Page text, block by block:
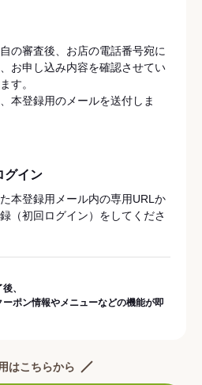
の審査後、お店の電話番号宛に
お申し込み内容を確認させてい
す。
本登録用のメールを送付しま
グイン
本登録用メール内の専用URLか
（初回ログイン）をしてくださ
、
ポン情報やメニューなどの機能が即
はこちらから